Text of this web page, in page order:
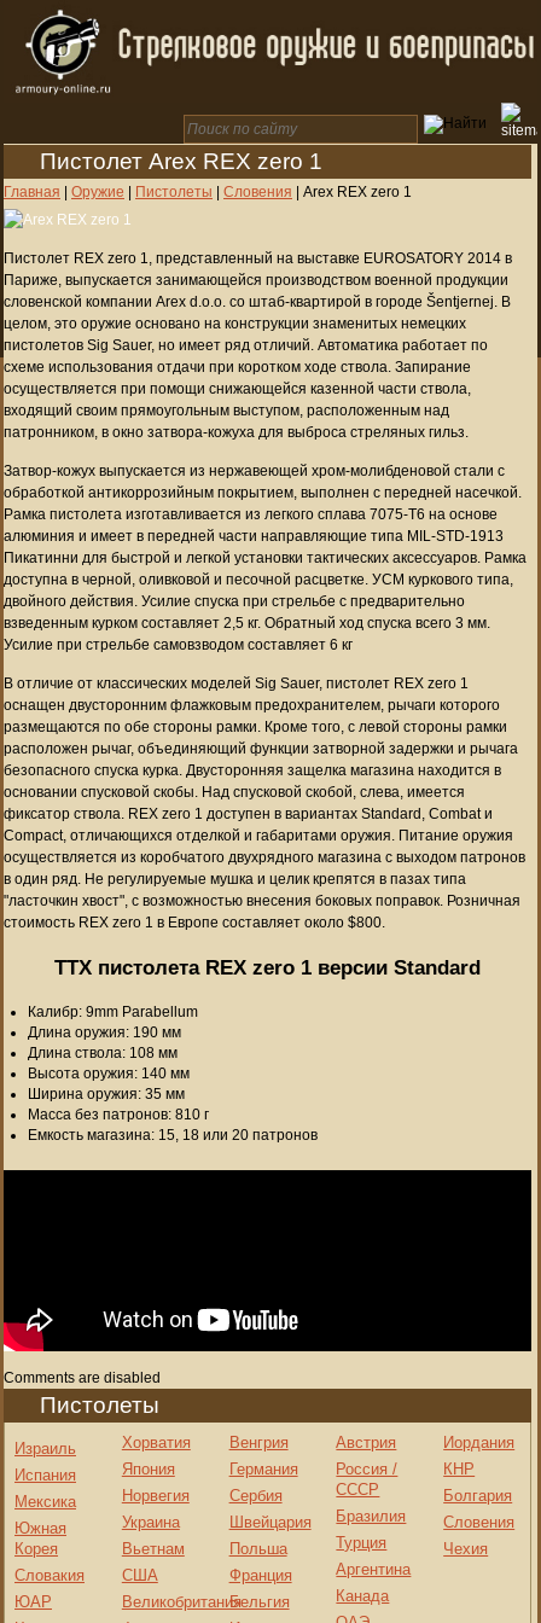
Пистолет Arex REX zero 1
Главная | Оружие | Пистолеты | Словения | Arex REX zero 1
Пистолет REX zero 1, представленный на выставке EUROSATORY 2014 в
Париже, выпускается занимающейся производством военной продукции
словенской компании Arex d.o.o. со штаб-квартирой в городе Šentjernej. В
целом, это оружие основано на конструкции знаменитых немецких
пистолетов Sig Sauer, но имеет ряд отличий. Автоматика работает по
схеме использования отдачи при коротком ходе ствола. Запирание
осуществляется при помощи снижающейся казенной части ствола,
входящий своим прямоугольным выступом, расположенным над
патронником, в окно затвора-кожуха для выброса стреляных гильз.
Затвор-кожух выпускается из нержавеющей хром-молибденовой стали с
обработкой антикоррозийным покрытием, выполнен с передней насечкой.
Рамка пистолета изготавливается из легкого сплава 7075-T6 на основе
алюминия и имеет в передней части направляющие типа MIL-STD-1913
Пикатинни для быстрой и легкой установки тактических аксессуаров. Рамка
доступна в черной, оливковой и песочной расцветке. УСМ куркового типа,
двойного действия. Усилие спуска при стрельбе с предварительно
взведенным курком составляет 2,5 кг. Обратный ход спуска всего 3 мм.
Усилие при стрельбе самовзводом составляет 6 кг
В отличие от классических моделей Sig Sauer, пистолет REX zero 1
оснащен двусторонним флажковым предохранителем, рычаги которого
размещаются по обе стороны рамки. Кроме того, с левой стороны рамки
расположен рычаг, объединяющий функции затворной задержки и рычага
безопасного спуска курка. Двусторонняя защелка магазина находится в
основании спусковой скобы. Над спусковой скобой, слева, имеется
фиксатор ствола. REX zero 1 доступен в вариантах Standard, Combat и
Compact, отличающихся отделкой и габаритами оружия. Питание оружия
осуществляется из коробчатого двухрядного магазина с выходом патронов
в один ряд. Не регулируемые мушка и целик крепятся в пазах типа
"ласточкин хвост", с возможностью внесения боковых поправок. Розничная
стоимость REX zero 1 в Европе составляет около $800.
ТТХ пистолета REX zero 1 версии Standard
Калибр: 9mm Parabellum
Длина оружия: 190 мм
Длина ствола: 108 мм
Высота оружия: 140 мм
Ширина оружия: 35 мм
Масса без патронов: 810 г
Емкость магазина: 15, 18 или 20 патронов
Comments are disabled
Пистолеты
Израиль
Испания
Мексика
Южная
Корея
Словакия
ЮАР
Хорватия
Япония
Норвегия
Украина
Вьетнам
США
Великобритания
Венгрия
Германия
Сербия
Швейцария
Польша
Франция
Бельгия
Австрия
Россия /
СССР
Бразилия
Турция
Аргентина
Канада
Иордания
КНР
Болгария
Словения
Чехия